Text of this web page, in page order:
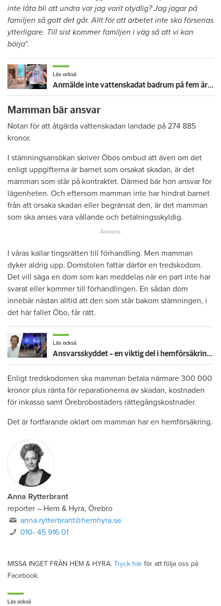
inte låta bli att undra var jag varit otydlig? Jag jagar på
familjen så gott det går. Allt för att arbetet inte ska försenas
ytterligare. Till sist kommer familjen i väg så att vi kan
börja”.
Läs också
Anmälde inte vattenskadat badrum på fem år – krävs på 125 000 kronor
Mamman bär ansvar
Notan för att åtgärda vattenskadan landade på 274 885
kronor.
I stämningsansökan skriver Öbos ombud att även om det
enligt uppgifterna är barnet som orsakat skadan, är det
mamman som står på kontraktet. Därmed bär hon ansvar för
lägenheten. Och eftersom mamman inte har hindrat barnet
från att orsaka skadan eller begränsat den, är det mamman
som ska anses vara vållande och betalningsskyldig.
I våras kallar tingsrätten till förhandling. Men mamman
dyker aldrig upp. Domstolen fattar därför en tredskodom.
Det vill säga en dom som kan meddelas när en part inte har
svarat eller kommer till förhandlingen. En sådan dom
innebär nästan alltid att den som står bakom stämningen, i
det här fallet Öbo, får rätt.
Läs också
Ansvarsskyddet – en viktig del i hemförsäkringen
Enligt tredskodomen ska mamman betala närmare 300 000
kronor plus ränta för reparationerna av skadan, kostnaden
för inkasso samt Örebrobostäders rättegångskostnader.
Det är fortfarande oklart om mamman har en hemförsäkring.
Anna Rytterbrant
reporter – Hem & Hyra, Örebro
anna.rytterbrant@hemhyra.se
010- 45 916 01
MISSA INGET FRÅN HEM & HYRA. Tryck här för att följa oss på
Facebook.
Läs också